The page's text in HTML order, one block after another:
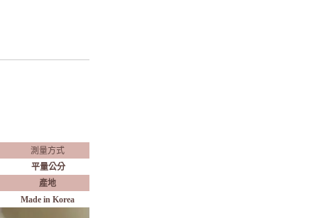
測量方式
平量公分
產地
Made in Korea